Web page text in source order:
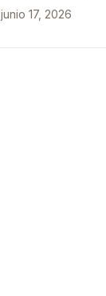
conceptual,
junio 17, 2026